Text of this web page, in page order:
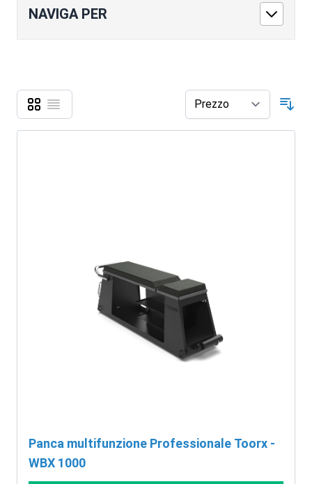
NAVIGA PER
Mostra come
Griglia
Lista
Panca multifunzione Professionale Toorx -
WBX 1000